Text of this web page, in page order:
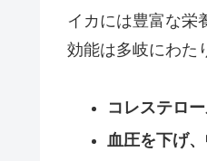
イカには豊富な栄
効能は多岐にわた
コレステロ
血圧を下げ